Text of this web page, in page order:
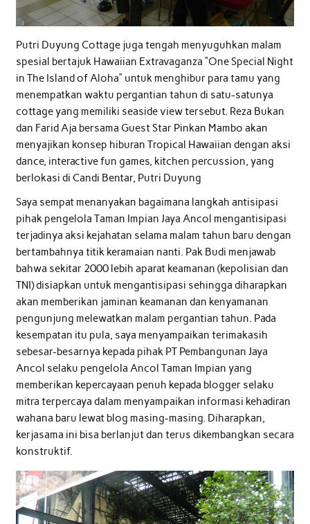
Putri Duyung Cottage juga tengah menyuguhkan malam
spesial bertajuk Hawaiian Extravaganza “One Special Night
in The Island of Aloha” untuk menghibur para tamu yang
menempatkan waktu pergantian tahun di satu-satunya
cottage yang memiliki seaside view tersebut. Reza Bukan
dan Farid Aja bersama Guest Star Pinkan Mambo akan
menyajikan konsep hiburan Tropical Hawaiian dengan aksi
dance, interactive fun games, kitchen percussion, yang
berlokasi di Candi Bentar, Putri Duyung
Saya sempat menanyakan bagaimana langkah antisipasi
pihak pengelola Taman Impian Jaya Ancol mengantisipasi
terjadinya aksi kejahatan selama malam tahun baru dengan
bertambahnya titik keramaian nanti. Pak Budi menjawab
bahwa sekitar 2000 lebih aparat keamanan (kepolisian dan
TNI) disiapkan untuk mengantisipasi sehingga diharapkan
akan memberikan jaminan keamanan dan kenyamanan
pengunjung melewatkan malam pergantian tahun. Pada
kesempatan itu pula, saya menyampaikan terimakasih
sebesar-besarnya kepada pihak PT Pembangunan Jaya
Ancol selaku pengelola Ancol Taman Impian yang
memberikan kepercayaan penuh kepada blogger selaku
mitra terpercaya dalam menyampaikan informasi kehadiran
wahana baru lewat blog masing-masing. Diharapkan,
kerjasama ini bisa berlanjut dan terus dikembangkan secara
konstruktif.